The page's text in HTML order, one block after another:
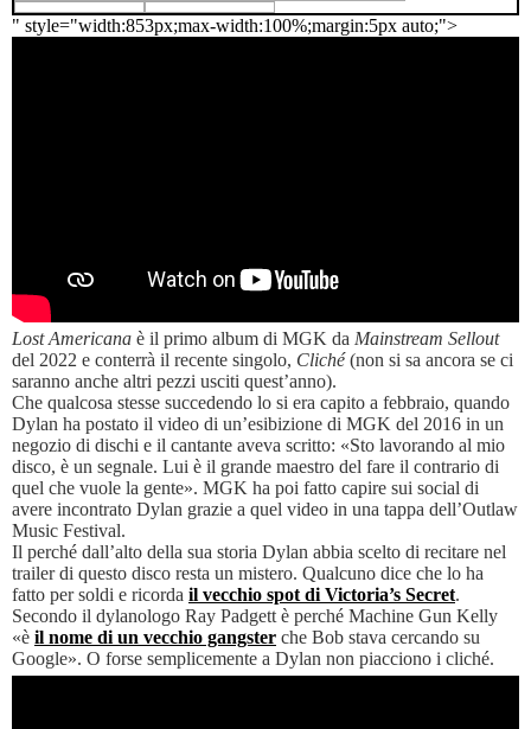
" style="width:853px;max-width:100%;margin:5px auto;">
Lost Americana è il primo album di MGK da Mainstream Sellout
del 2022 e conterrà il recente singolo, Cliché(non si sa ancora se ci
saranno anche altri pezzi usciti quest’anno).
Che qualcosa stesse succedendo lo si era capito a febbraio, quando
Dylan ha postato il video di un’esibizione di MGK del 2016 in un
negozio di dischi e il cantante aveva scritto: «Sto lavorando al mio
disco, è un segnale. Lui è il grande maestro del fare il contrario di
quel che vuole la gente». MGK ha poi fatto capire sui social di
avere incontrato Dylan grazie a quel video in una tappa dell’Outlaw
Music Festival.
Il perché dall’alto della sua storia Dylan abbia scelto di recitare nel
trailer di questo disco resta un mistero. Qualcuno dice che lo ha
fatto per soldi e ricorda il vecchio spot di Victoria’s Secret.
Secondo il dylanologo Ray Padgett è perché Machine Gun Kelly
«è il nome di un vecchio gangster che Bob stava cercando su
Google». O forse semplicemente a Dylan non piacciono i cliché.